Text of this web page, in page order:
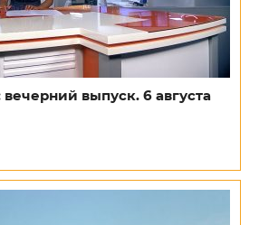
вечерний выпуск. 6 августа